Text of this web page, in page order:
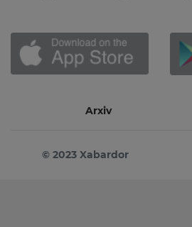
Arxiv
© 2023 Xabardor